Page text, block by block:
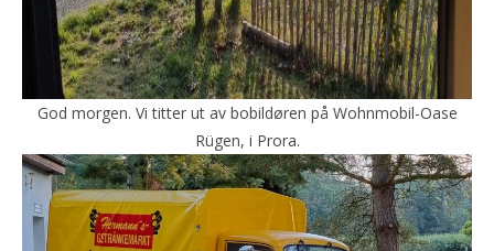
God morgen. Vi titter ut av bobildøren på Wohnmobil-Oase
Rügen, i Prora.